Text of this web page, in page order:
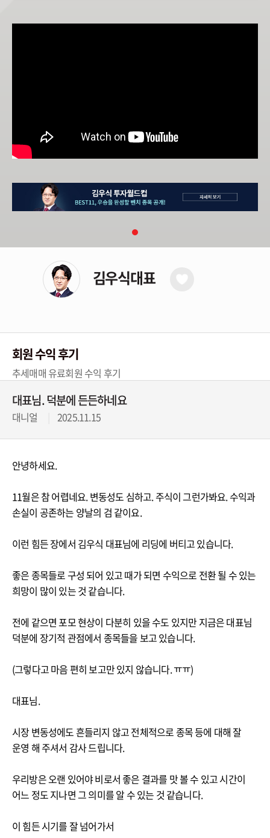
김우식대표
회원 수익 후기
추세매매 유료회원 수익 후기
대표님. 덕분에 든든하네요
대니얼 2025.11.15
안녕하세요.
11월은 참 어렵네요. 변동성도 심하고. 주식이 그런가봐요. 수익과
손실이 공존하는 양날의 검 같이요.
이런 힘든 장에서 김우식 대표님에 리딩에 버티고 있습니다.
좋은 종목들로 구성 되어 있고 때가 되면 수익으로 전환 될 수 있는
희망이 많이 있는 것 같습니다.
전에 같으면 포모 현상이 다분히 있을 수도 있지만 지금은 대표님
덕분에 장기적 관점에서 종목들을 보고 있습니다.
(그렇다고 마음 편히 보고만 있지 않습니다. ㅠㅠ)
대표님.
시장 변동성에도 흔들리지 않고 전체적으로 종목 등에 대해 잘
운영 해 주셔서 감사 드립니다.
우리방은 오랜 있어야 비로서 좋은 결과를 맛 볼 수 있고 시간이
어느 정도 지나면 그 의미를 알 수 있는 것 같습니다.
이 힘든 시기를 잘 넘어가서